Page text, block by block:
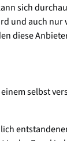
sich
und auch
diese
selbst